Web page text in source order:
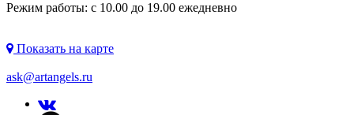
Режим работы: с 10.00 до 19.00 ежедневно
Показать на карте
ask@artangels.ru